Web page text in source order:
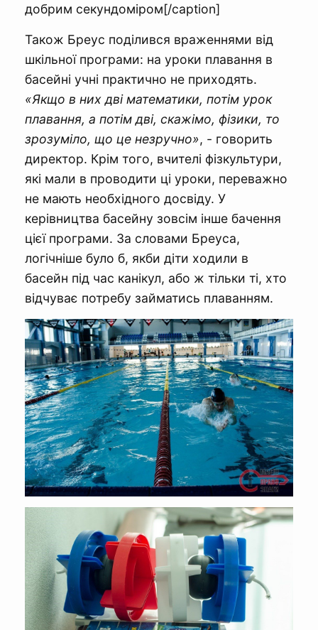
добрим секундоміром[/caption]
Також Бреус поділився враженнями від
шкільної програми: на уроки плавання в
басейні учні практично не приходять.
«Якщо в них дві математики, потім урок
плавання, а потім дві, скажімо, фізики, то
зрозуміло, що це незручно», - говорить
директор. Крім того, вчителі фізкультури,
які мали в проводити ці уроки, переважно
не мають необхідного досвіду. У
керівництва басейну зовсім інше бачення
цієї програми. За словами Бреуса,
логічніше було б, якби діти ходили в
басейн під час канікул, або ж тільки ті, хто
відчуває потребу займатись плаванням.